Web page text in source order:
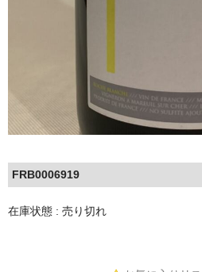
FRB0006919
在庫状態 : 売り切れ